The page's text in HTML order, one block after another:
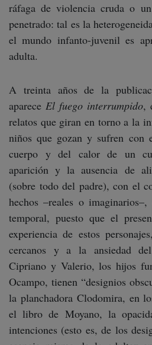
ráfaga de violencia cruda o
penetrado: tal es la
el mundo infanto-juvenil es
adulta.
A treinta años de la
aparece El fuego interrumpido,
relatos que giran en torno a la
niños que gozan y sufren con
cuerpo y del calor de un
aparición y la ausencia de
(sobre todo del padre), con el
hechos –reales o
temporal, puesto que el
experiencia de estos
cercanos y a la ansiedad
Cipriano y Valerio, los hijos
Ocampo, tienen “designios
la planchadora Clodomira, en
el libro de Moyano, la
intenciones (esto es, de los